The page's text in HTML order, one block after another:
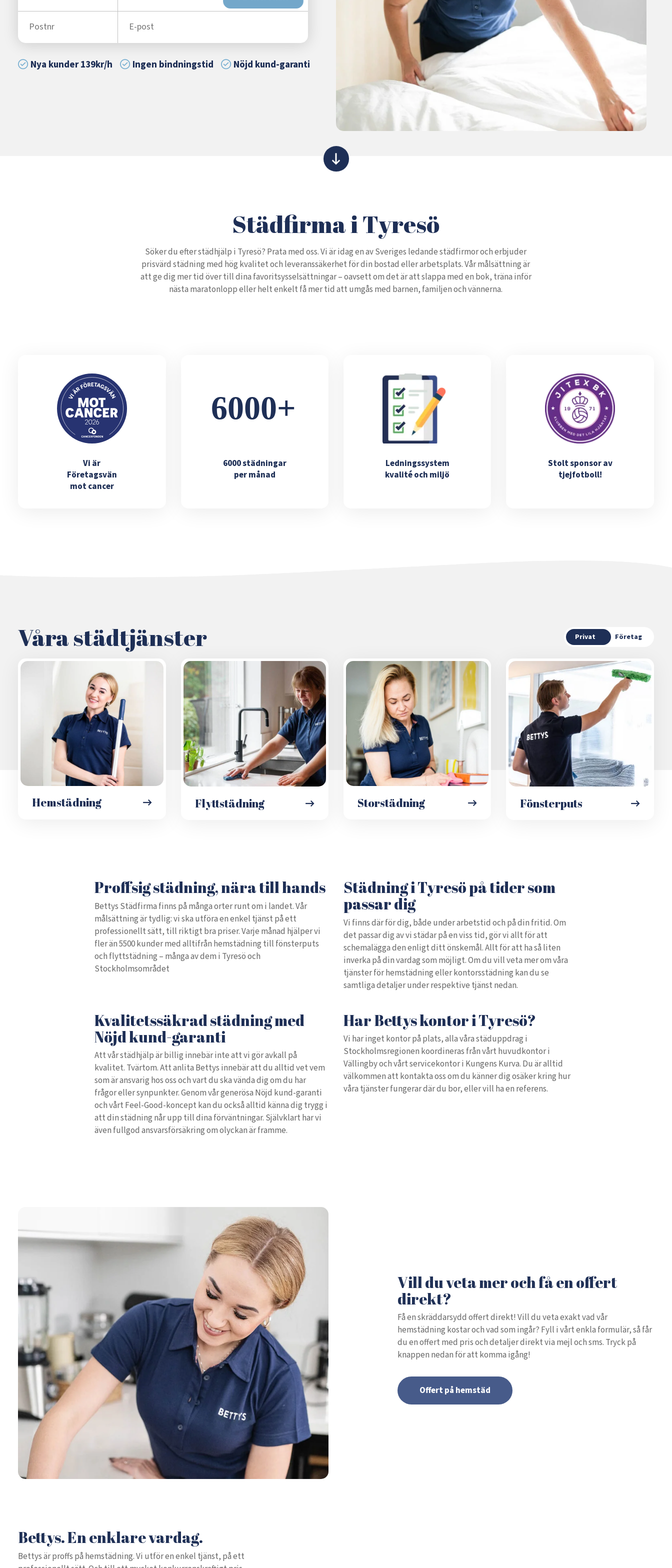
Nya kunder 139kr/h Ingen bindningstid Nöjd kund-garanti
Städfirma i Tyresö
Söker du efter städhjälp i Tyresö? Prata med oss. Vi är idag en av Sveriges ledande städfirmor och erbjuder
prisvärd städning med hög kvalitet och leveranssäkerhet för din bostad eller arbetsplats. Vår målsättning är
att ge dig mer tid över till dina favoritsysselsättningar – oavsett om det är att slappa med en bok, träna inför
nästa maratonlopp eller helt enkelt få mer tid att umgås med barnen, familjen och vännerna.
Vi är
Företagsvän
mot cancer
6000 städningar
per månad
Ledningssystem
kvalité och miljö
Stolt sponsor av
tjejfotboll!
Våra städtjänster Privat Företag
Hemstädning Flyttstädning Storstädning Fönsterputs
Proffsig städning, nära till hands
Bettys Städfirma finns på många orter runt om i landet. Vår
målsättning är tydlig: vi ska utföra en enkel tjänst på ett
professionellt sätt, till riktigt bra priser. Varje månad hjälper vi
fler än 5500 kunder med alltifrån hemstädning till fönsterputs
och flyttstädning – många av dem i Tyresö och
Stockholmsområdet
Städning i Tyresö på tider som
passar dig
Vi finns där för dig, både under arbetstid och på din fritid. Om
det passar dig av vi städar på en viss tid, gör vi allt för att
schemalägga den enligt ditt önskemål. Allt för att ha så liten
inverka på din vardag som möjligt. Om du vill veta mer om våra
tjänster för hemstädning eller kontorsstädning kan du se
samtliga detaljer under respektive tjänst nedan.
Kvalitetssäkrad städning med
Nöjd kund-garanti
Att vår städhjälp är billig innebär inte att vi gör avkall på
kvalitet. Tvärtom. Att anlita Bettys innebär att du alltid vet vem
som är ansvarig hos oss och vart du ska vända dig om du har
frågor eller synpunkter. Genom vår generösa Nöjd kund-garanti
och vårt Feel-Good-koncept kan du också alltid känna dig trygg i
att din städning når upp till dina förväntningar. Självklart har vi
även fullgod ansvarsförsäkring om olyckan är framme.
Har Bettys kontor i Tyresö?
Vi har inget kontor på plats, alla våra städuppdrag i
Stockholmsregionen koordineras från vårt huvudkontor i
Vällingby och vårt servicekontor i Kungens Kurva. Du är alltid
välkommen att kontakta oss om du känner dig osäker kring hur
våra tjänster fungerar där du bor, eller vill ha en referens.
Vill du veta mer och få en offert
direkt?
Få en skräddarsydd offert direkt! Vill du veta exakt vad vår
hemstädning kostar och vad som ingår? Fyll i vårt enkla formulär, så får
du en offert med pris och detaljer direkt via mejl och sms. Tryck på
knappen nedan för att komma igång!
Offert på hemstäd
Bettys. En enklare vardag.
Bettys är proffs på hemstädning. Vi utför en enkel tjänst, på ett